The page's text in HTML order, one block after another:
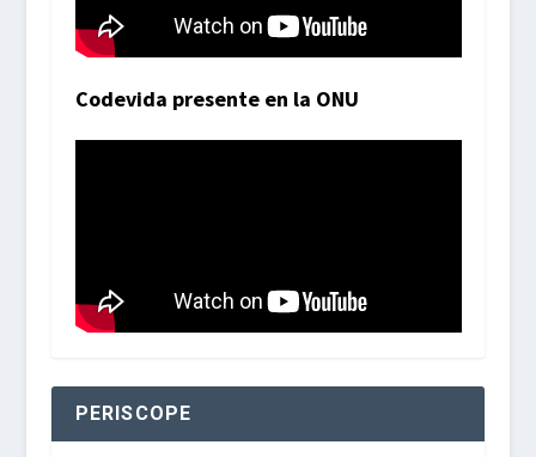
Codevida presente en la ONU
PERISCOPE